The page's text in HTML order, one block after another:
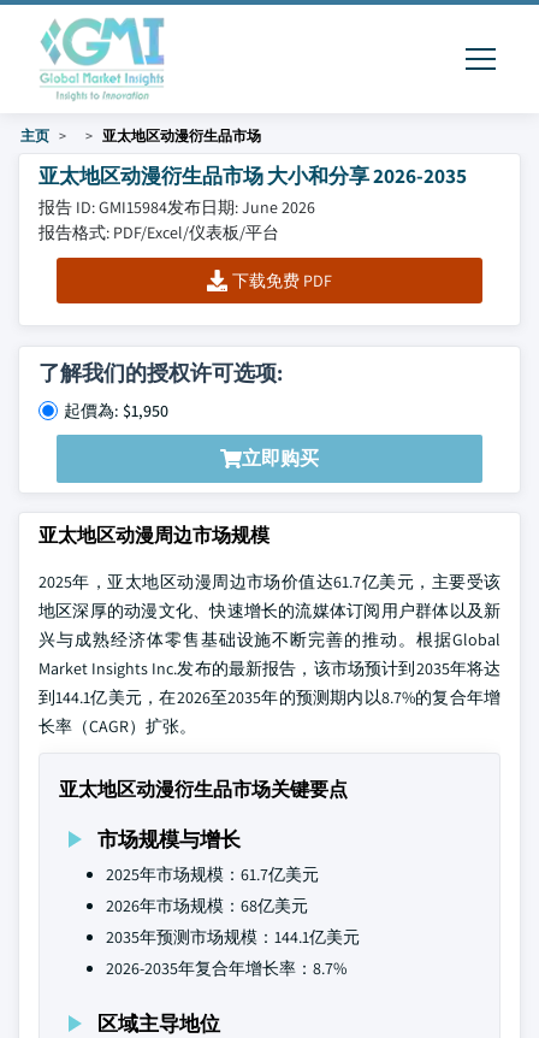
主页 亚太地区动漫衍生品市场
亚太地区动漫衍生品市场 大小和分享 2026-2035
报告 ID: GMI15984发布日期: June 2026
报告格式: PDF/Excel/仪表板/平台
下载免费 PDF
了解我们的授权许可选项:
起價為: $1,950
立即购买
亚太地区动漫周边市场规模
2025年，亚太地区动漫周边市场价值达61.7亿美元，主要受该
地区深厚的动漫文化、快速增长的流媒体订阅用户群体以及新
兴与成熟经济体零售基础设施不断完善的推动。根据Global
Market Insights Inc.发布的最新报告，该市场预计到2035年将达
到144.1亿美元，在2026至2035年的预测期内以8.7%的复合年增
长率（CAGR）扩张。
亚太地区动漫衍生品市场关键要点
市场规模与增长
2025年市场规模：61.7亿美元
2026年市场规模：68亿美元
2035年预测市场规模：144.1亿美元
2026-2035年复合年增长率：8.7%
区域主导地位